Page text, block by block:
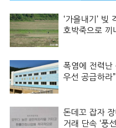
‘가을내기’ 빚
호박죽으로 끼
폭염에 전력난
우선 공급하라
돈데꼬 잡자
거래 단속 ‘풍